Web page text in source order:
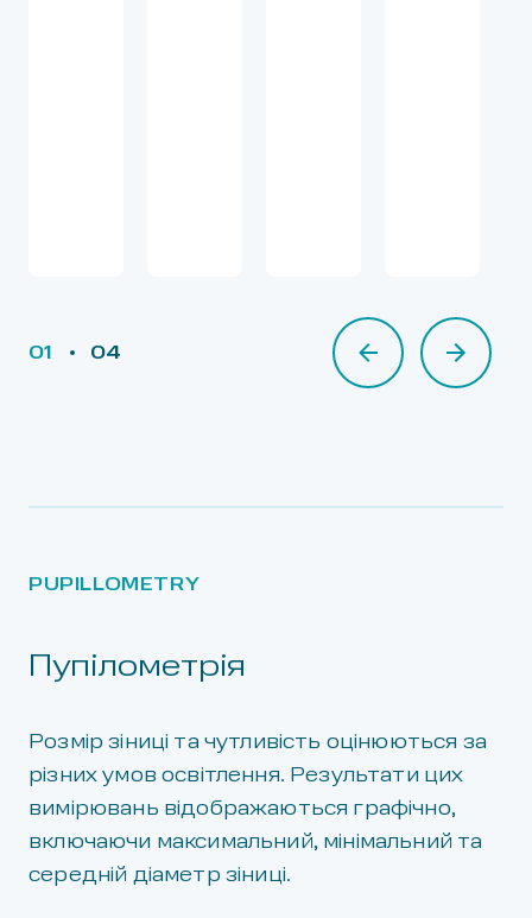
01 04
PUPILLOMETRY
Пупілометрія
Розмір зіниці та чутливість оцінюються за
різних умов освітлення. Результати цих
вимірювань відображаються графічно,
включаючи максимальний, мінімальний та
середній діаметр зіниці.